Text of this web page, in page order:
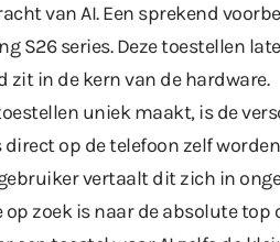
van AI. Een sprekend
S26 series. Deze toestellen
zit in de kern van de hardware.
uniek maakt, is de
op de telefoon zelf
vertaalt dit zich in
op zoek is naar de absolute top